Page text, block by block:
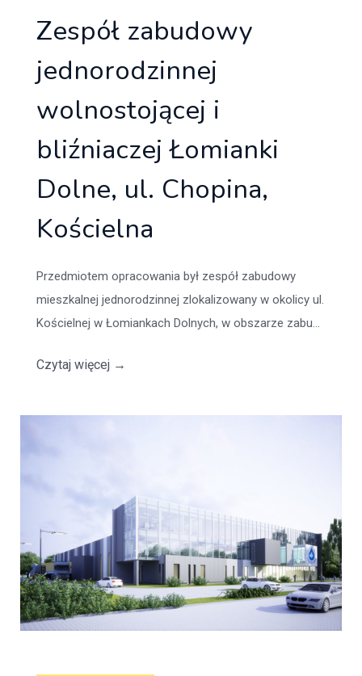
Zespół zabudowy
jednorodzinnej
wolnostojącej i
bliźniaczej Łomianki
Dolne, ul. Chopina,
Kościelna
Przedmiotem opracowania był zespół zabudowy
mieszkalnej jednorodzinnej zlokalizowany w okolicy ul.
Kościelnej w Łomiankach Dolnych, w obszarze zabu...
Czytaj więcej →